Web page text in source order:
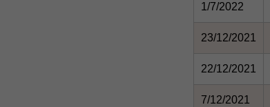
1/7/2022
23/12/2021
22/12/2021
7/12/2021